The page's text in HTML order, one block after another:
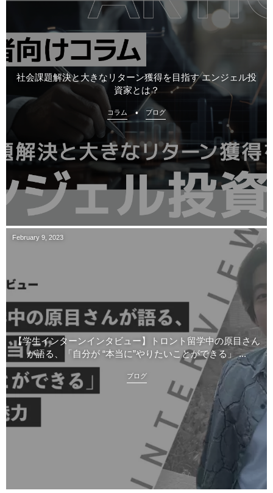
社会課題解決と大きなリターン獲得を目指す エンジェル投
資家とは？
コラム ブログ
February 9, 2023
【学生インターンインタビュー】トロント留学中の原目さん
が語る、「自分が “本当に”やりたいことができる」 ...
ブログ